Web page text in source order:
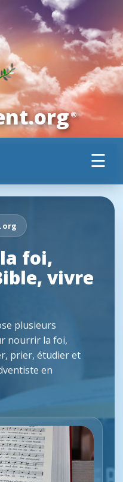
®
☰
foi,
vivre
plusieurs
nourrir la foi,
prier, étudier et
en